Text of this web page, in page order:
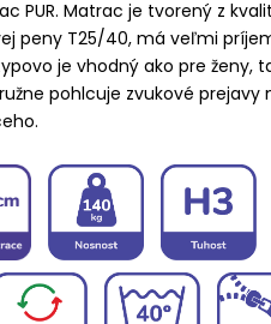
PUR. Matrac je tvorený z
peny T25/40, má veľmi
je vhodný ako pre ženy,
pohlcuje zvukové prejavy